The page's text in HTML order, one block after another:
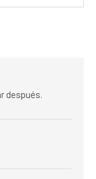
después.